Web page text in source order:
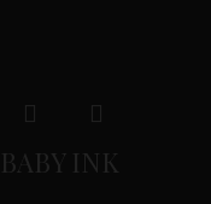
BABY INK